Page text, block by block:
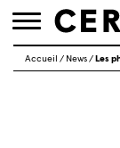
Toggle
Accueil / News/ Les